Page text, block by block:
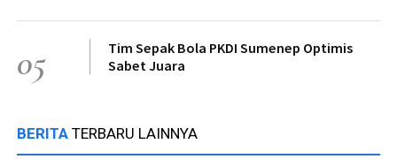
05
Tim Sepak Bola PKDI Sumenep Optimis
Sabet Juara
BERITA TERBARU LAINNYA